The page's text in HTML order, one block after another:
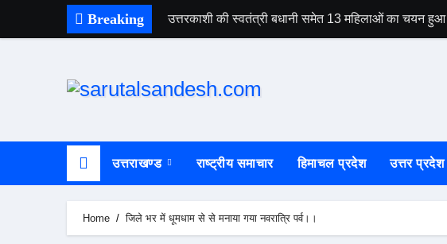
Breaking उत्तरकाशी की स्वतंत्री बधानी समेत 13 महिलाओं का चयन हुआ
उत्तराखण्ड राष्ट्रीय समाचार हिमाचल प्रदेश उत्तर प्रदेश
Home जिले भर में धूमधाम से से मनाया गया नवरात्रि पर्व।।